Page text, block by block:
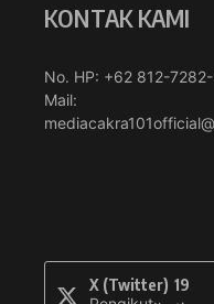
KONTAK KAMI
No. HP: +62 812-
Mail:
X (Twitter) 19